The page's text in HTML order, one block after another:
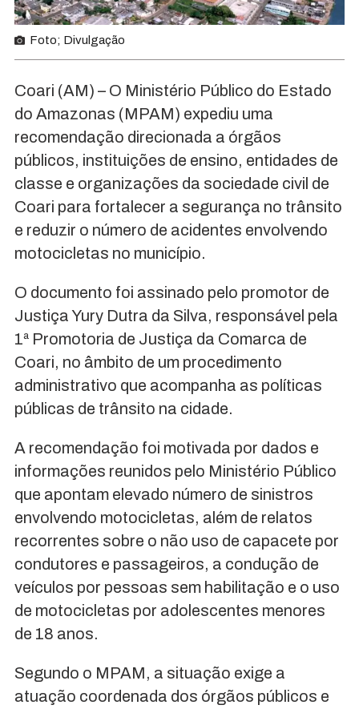
Foto; Divulgação
Coari (AM) – O Ministério Público do Estado
do Amazonas (MPAM) expediu uma
recomendação direcionada a órgãos
públicos, instituições de ensino, entidades de
classe e organizações da sociedade civil de
Coari para fortalecer a segurança no trânsito
e reduzir o número de acidentes envolvendo
motocicletas no município.
O documento foi assinado pelo promotor de
Justiça Yury Dutra da Silva, responsável pela
1ª Promotoria de Justiça da Comarca de
Coari, no âmbito de um procedimento
administrativo que acompanha as políticas
públicas de trânsito na cidade.
A recomendação foi motivada por dados e
informações reunidos pelo Ministério Público
que apontam elevado número de sinistros
envolvendo motocicletas, além de relatos
recorrentes sobre o não uso de capacete por
condutores e passageiros, a condução de
veículos por pessoas sem habilitação e o uso
de motocicletas por adolescentes menores
de 18 anos.
Segundo o MPAM, a situação exige a
atuação coordenada dos órgãos públicos e